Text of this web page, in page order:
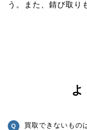
う。また、錆び取り
買取できないもの